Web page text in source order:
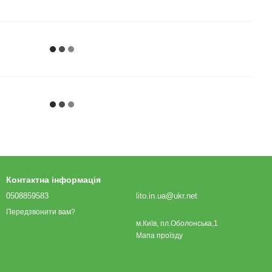
Контактна інформація
0508859583
Передзвонити вам?
lito.in.ua@ukr.net
м.Київ, пл.Оболонська,1
Мапа проїзду